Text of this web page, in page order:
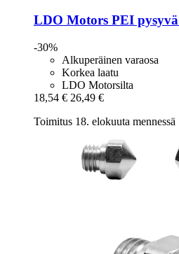
LDO Motors PEI
-30%
Alkuperäinen varaosa
Korkea laatu
LDO Motorsilta
18,54 € 26,49 €
Toimitus 18. elokuuta mennessä